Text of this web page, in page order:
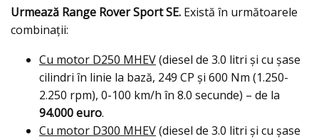
Urmează Range Rover Sport SE. Există în următoarele
combinații:
Cu motor D250 MHEV(diesel de 3.0 litri şi cu şase
cilindri în linie la bază, 249 CP şi 600 Nm (1.250-
2.250 rpm), 0-100 km/h în 8.0 secunde) – de la
94.000 euro.
Cu motor D300 MHEV(diesel de 3.0 litri şi cu şase